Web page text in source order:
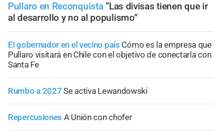
Pullaro en Reconquista “Las divisas tienen que ir
al desarrollo y no al populismo”
El gobernador en el vecino país Cómo es la empresa que
Pullaro visitará en Chile con el objetivo de conectarla con
Santa Fe
Rumbo a 2027 Se activa Lewandowski
Repercusiones A Unión con chofer